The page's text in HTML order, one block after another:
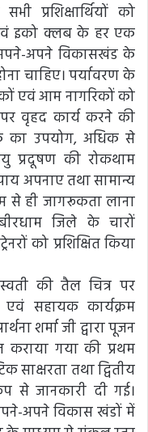
प्रशिक्षार्थियों को
इको क्लब के हर एक
अपने-अपने विकासखंड के
चाहिए। पर्यावरण के
एवं आम नागरिकों को
वृहद कार्य करने की
का उपयोग, अधिक से
प्रदूषण की रोकथाम
अपनाए तथा सामान्य
से ही जागरूकता लाना
जिले के चारों
को प्रशिक्षित किया
की तैल चित्र पर
सहायक कार्यक्रम
शर्मा जी द्वारा पूजन
गया की प्रथम
साक्षरता तथा द्वितीय
से जानकारी दी गई।
अपने विकास खंडों में